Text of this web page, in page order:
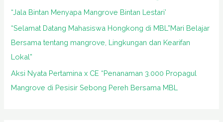
“Jala Bintan Menyapa Mangrove Bintan Lestari’
“Selamat Datang Mahasiswa Hongkong di MBL”Mari Belajar
Bersama tentang mangrove, Lingkungan dan Kearifan
Lokal”
Aksi Nyata Pertamina x CE “Penanaman 3.000 Propagul
Mangrove di Pesisir Sebong Pereh Bersama MBL